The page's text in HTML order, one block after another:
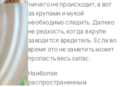
ничего не происходит, а вот
за крупами и мукой
необходимо следить. Далеко
не редкость, когда в крупе
заводится вредитель. Если во
время это не заметить может
пропасть весь запас.
Наиболее
распространенным